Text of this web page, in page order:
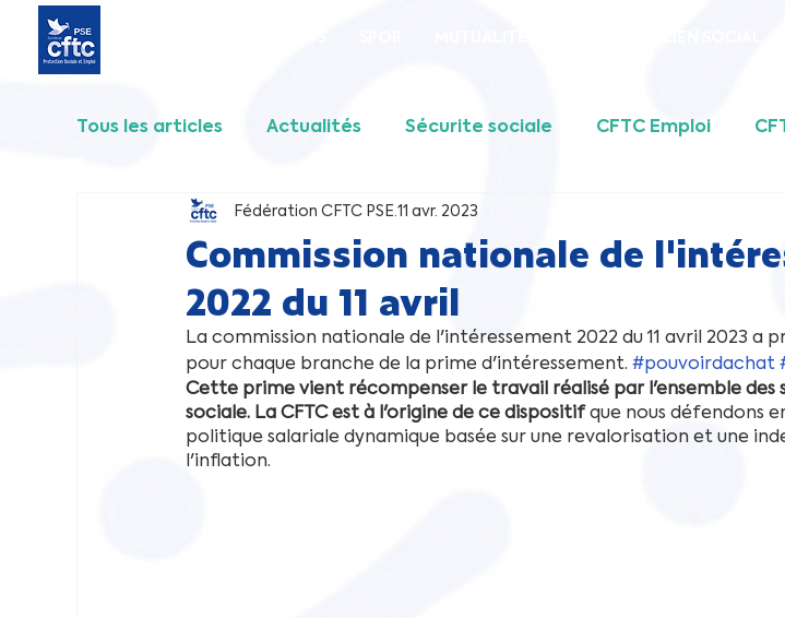
Tous les articles Actualités Sécurite sociale CFTC Emploi
FORMATION MISSION LOCALE
Communiqué intersyndical
Commission nationale de
2022 du 11 avril
Fédération CFTC PSE 11 avr. 2023
La commission nationale de l'intéressement 2022 du 11 avril 2023 a
pour chaque branche de la prime d'intéressement. #pouvoirdachat
Cette prime vient récompenser le travail réalisé par l'ensemble des
sociale. La CFTC est à l'origine de ce dispositif que nous défendons
politique salariale dynamique basée sur une revalorisation et une
l'inflation.